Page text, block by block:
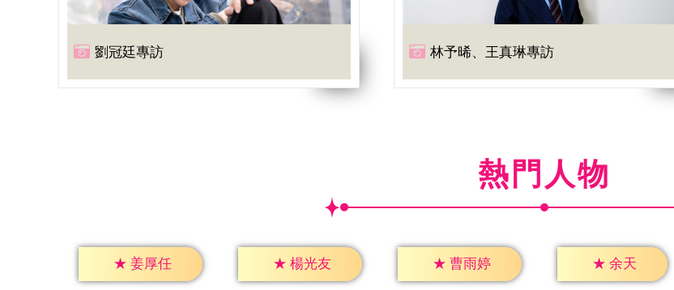
劉冠廷專訪 林予晞、王真琳專訪
熱門人物
★ 姜厚任 ★ 楊光友 ★ 曹雨婷 ★ 余天